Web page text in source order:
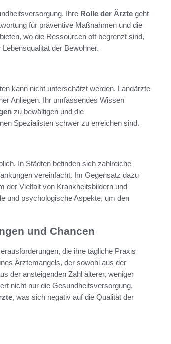
Ihre Rolle der Ärzte geht
für präventive Maßnahmen und die
wo die Ressourcen oft begrenzt sind,
der Bewohner.
kann nicht unterschätzt werden. Landärzte
Anliegen. Ihr umfassendes Wissen
zu bewältigen und die
Spezialisten schwer zu erreichen sind.
In Städten befinden sich zahlreiche
vereinfacht. Im Gegensatz dazu
der Vielfalt von Krankheitsbildern und
und psychologische Aspekte, um den
und Chancen
die ihre tägliche Praxis
Ärztemangels, der sowohl aus der
der ansteigenden Zahl älterer, weniger
nicht nur die Gesundheitsversorgung,
, was sich negativ auf die Qualität der